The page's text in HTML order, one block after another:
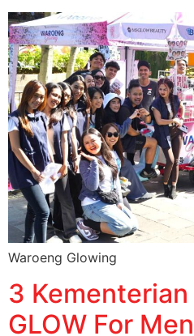
Waroeng Glowing
3
GLOW For